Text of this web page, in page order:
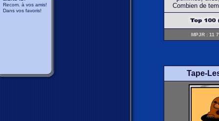
Recom. à vos amis!
Dans vos favoris!
Combien de
MPJR : 11
Tape-